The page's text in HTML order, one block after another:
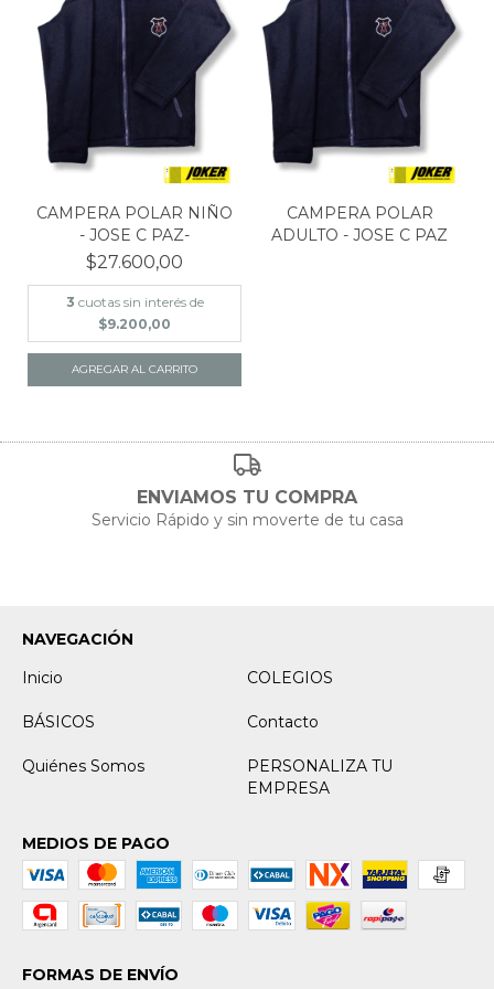
CAMPERA POLAR NIÑO
- JOSE C PAZ-
$27.600,00
3 cuotas sin interés de
$9.200,00
AGREGAR AL CARRITO
CAMPERA POLAR
ADULTO - JOSE C PAZ
ENVIAMOS TU COMPRA
Servicio Rápido y sin moverte de tu casa
NAVEGACIÓN
Inicio
COLEGIOS
BÁSICOS Contacto
Quiénes Somos
PERSONALIZA TU
EMPRESA
MEDIOS DE PAGO
FORMAS DE ENVÍO